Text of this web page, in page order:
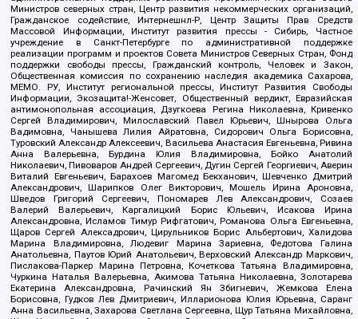
Министров северных стран, Центр развития некоммерческих организаций,
Гражданское содействие, Интернешнл-Р, Центр Защиты Прав Средств
Массовой Информации, Институт развития прессы - Сибирь, Частное
учреждение в Санкт-Петербурге по административной поддержке
реализации программ и проектов Совета Министров Северных Стран, Фонд
поддержки свободы прессы, Гражданский контроль, Человек и Закон,
Общественная комиссия по сохранению наследия академика Сахарова,
МЕМО. РУ, Институт региональной прессы, Институт Развития Свободы
Информации, Экозащита!-Женсовет, Общественный вердикт, Евразийская
антимонопольная ассоциация, Дзугкоева Регина Николаевна, Кривенко
Сергей Владимирович, Милославский Павел Юрьевич, Шнырова Ольга
Вадимовна, Чанышева Лилия Айратовна, Сидорович Ольга Борисовна,
Туровский Александр Алексеевич, Васильева Анастасия Евгеньевна, Ривина
Анна Валерьевна, Бурдина Юлия Владимировна, Бойко Анатолий
Николаевич, Пивоваров Андрей Сергеевич, Дугин Сергей Георгиевич, Аверин
Виталий Евгеньевич, Барахоев Магомед Бекханович, Шевченко Дмитрий
Александрович, Шарипков Олег Викторович, Мошель Ирина Ароновна,
Шведов Григорий Сергеевич, Пономарев Лев Александрович, Созаев
Валерий Валерьевич, Каргалицкий Борис Юльевич, Исакова Ирина
Александровна, Исламов Тимур Рифгатович, Романова Ольга Евгеньевна,
Щаров Сергей Алексадрович, Цирульников Борис Альбертович, Халидова
Марина Владимировна, Людевиг Марина Зариевна, Федотова Галина
Анатольевна, Паутов Юрий Анатольевич, Верховский Александр Маркович,
Пислакова-Паркер Марина Петровна, Кочеткова Татьяна Владимировна,
Чуркина Наталья Валерьевна, Акимова Татьяна Николаевна, Золотарева
Екатерина Александровна, Рачинский Ян Збигневич, Жемкова Елена
Борисовна, Гудков Лев Дмитриевич, Илларионова Юлия Юрьевна, Саранг
Анна Васильевна, Захарова Светлана Сергеевна, Щур Татьяна Михайловна,